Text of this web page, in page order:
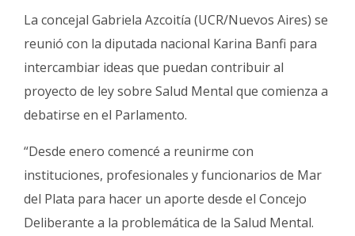
La concejal Gabriela Azcoitía (UCR/Nuevos Aires) se
reunió con la diputada nacional Karina Banfi para
intercambiar ideas que puedan contribuir al
proyecto de ley sobre Salud Mental que comienza a
debatirse en el Parlamento.
“Desde enero comencé a reunirme con
instituciones, profesionales y funcionarios de Mar
del Plata para hacer un aporte desde el Concejo
Deliberante a la problemática de la Salud Mental.